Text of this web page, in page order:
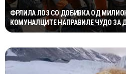
ФРЛИЛА ЛОЗ СО ДОБИВКА ОД
КОМУНАЛЦИТЕ НАПРАВИЛЕ ЧУДО ЗА